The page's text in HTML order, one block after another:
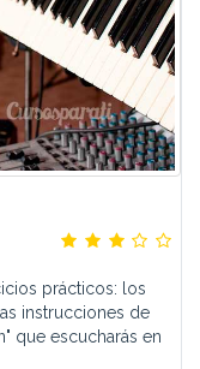
prácticos: los
instrucciones de
que escucharás en